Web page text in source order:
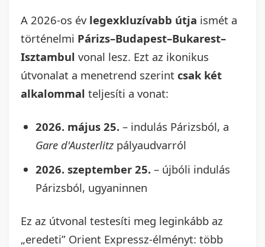
A 2026-os év legexkluzívabb útja ismét a
történelmi Párizs–Budapest–Bukarest–
Isztambul vonal lesz. Ezt az ikonikus
útvonalat a menetrend szerint csak két
alkalommal teljesíti a vonat:
2026. május 25. – indulás Párizsból, a
Gare d'Austerlitz pályaudvarról
2026. szeptember 25. – újbóli indulás
Párizsból, ugyaninnen
Ez az útvonal testesíti meg leginkább az
„eredeti” Orient Expressz-élményt: több